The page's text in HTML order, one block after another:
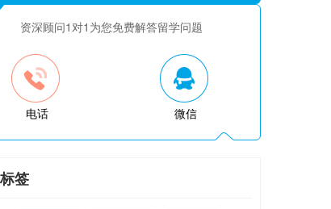
资深顾问1对1为您免费解答留学问题
电话 微信
签